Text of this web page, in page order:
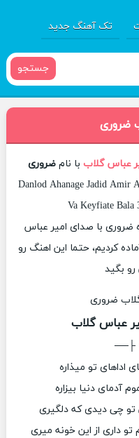
تک آهنگ جدید
جستجو
ضروری
عباس گلاب با نام ضروری
Danlod Ahanage Jadid Amir
Va Keyfiate Bala
ضروری با صدای امیر عباس
کردیم، حتما این اهنگ رو
بگید
عباس گلاب
──┤
اداهای تو میذاره
آدمای دنیا بیزاره
تو چی دیدی که دلگیری
از این خونه میری